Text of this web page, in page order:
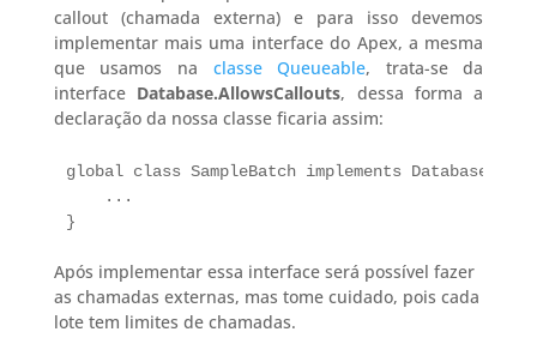
callout (chamada externa) e para isso devemos
implementar mais uma interface do Apex, a mesma
que usamos na classe Queueable, trata-se da
interface Database.AllowsCallouts, dessa forma a
declaração da nossa classe ficaria assim:
global class SampleBatch implements
    ...
}
Após implementar essa interface será possível fazer
as chamadas externas, mas tome cuidado, pois cada
lote tem limites de chamadas.